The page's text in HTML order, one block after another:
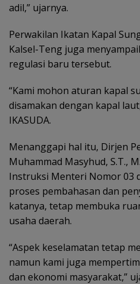
adil,” ujarnya.
Perwakilan Ikatan Kapal
Kalsel-Teng juga
regulasi baru tersebut.
“Kami mohon aturan kapal
disamakan dengan kapal
IKASUDA.
‎Menanggapi hal itu, Dirjen
Muhammad Masyhud, S.T.,
Instruksi Menteri Nomor 03
proses pembahasan dan
katanya, tetap membuka
usaha daerah.
­‎“Aspek keselamatan tetap
namun kami juga
dan ekonomi masyarakat,”